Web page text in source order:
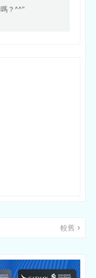
？^^"
較舊